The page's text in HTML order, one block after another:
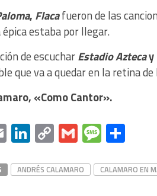
, Flacafueron de las
estaba por llegar.
de escucharEstadio Aztecay
que va a quedar en la retina
«Como Cantor».
EmailLinkedIn
Copy
Link
Gmail
ANDRÉS CALAMARO CALAMARO EN